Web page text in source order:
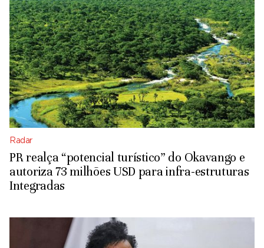
Radar
PR realça “potencial turístico” do Okavango e
autoriza 73 milhões USD para infra-estruturas
Integradas